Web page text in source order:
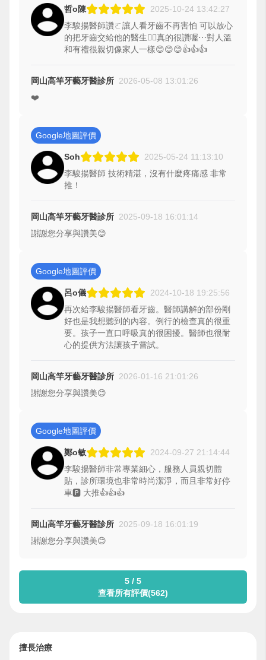
哲o陳
2025-10-24 13:42:27
李駿揚醫師讚ㄛ讓人看牙齒不再害怕 可以放心
的把牙齒交給他的醫生🧑‍⚕️真的很讚喔⋯對人溫
和有禮很親切像家人一樣😊😊😊👍👍👍
岡山高竿牙藝牙醫診所 2026-05-08 13:01:26
❤️
Google地圖評價
Soh
2025-05-24 11:13:10
李駿揚醫師 技術精湛，沒有什麼疼痛感 非常
推！
岡山高竿牙藝牙醫診所 2025-09-18 16:01:14
謝謝您分享與讚美😊
Google地圖評價
呂o儀
2024-10-18 19:25:56
再次給李駿揚醫師看牙齒。醫師講解的部份剛
好也是我想聽到的內容。例行的檢查真的很重
要。孩子一直口呼吸真的很困擾。醫師也很耐
心的提供方法讓孩子嘗試。
岡山高竿牙藝牙醫診所 2026-01-16 21:01:26
謝謝您分享與讚美😊
Google地圖評價
鄭o敏
2024-09-27 21:14:44
李駿揚醫師非常專業細心，服務人員親切體
貼，診所環境也非常時尚潔淨，而且非常好停
車🅿️ 大推👍👍👍
岡山高竿牙藝牙醫診所 2025-09-18 16:01:19
謝謝您分享與讚美😊
5 / 5
查看所有評價(562)
擅長治療